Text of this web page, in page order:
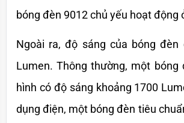
bóng đèn 9012 chủ yếu hoạt động
Ngoài ra, độ sáng của bóng đèn
Lumen. Thông thường, một bóng
hình có độ sáng khoảng 1700
dụng điện, một bóng đèn tiêu